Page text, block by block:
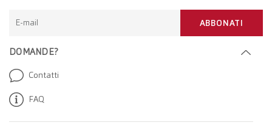
DOMANDE?
Contatti
FAQ
E-mail ABBONATI